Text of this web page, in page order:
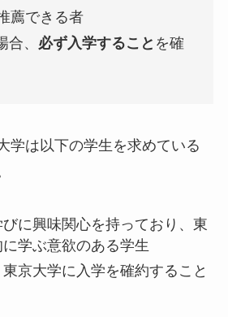
薦できる者
、 必ず入学すること を確
学は以下の学生を求めている
に興味関心を持っており、東
学ぶ意欲のある学生
京大学に入学を確約すること